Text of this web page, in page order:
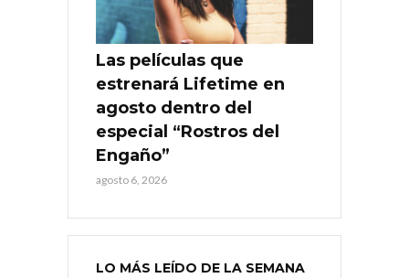
Las películas que
estrenará Lifetime en
agosto dentro del
especial “Rostros del
Engaño”
agosto 6, 2026
LO MÁS LEÍDO DE LA SEMANA